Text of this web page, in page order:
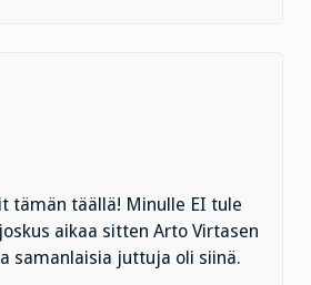
tämän täällä! Minulle EI tule
aikaa sitten Arto Virtasen
samanlaisia juttuja oli siinä.